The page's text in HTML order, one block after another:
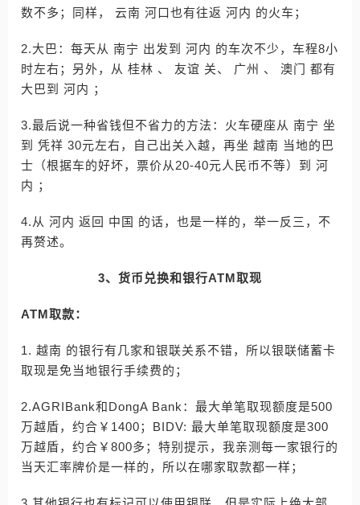
数不多；同样， 云南 河口也有往返 河内 的火车；
2.大巴：每天从 南宁 出发到 河内 的车次不少，车程8小
时左右；另外，从 桂林 、 友谊 关、 广州 、 澳门 都有
大巴到 河内 ；
3.最后说一种省钱但不省力的方法：火车硬座从 南宁 坐
到 凭祥 30元左右，自己出关入越，再坐 越南 当地的巴
士（根据车的好坏，票价从20-40元人民币不等）到 河
内 ；
4.从 河内 返回 中国 的话，也是一样的，举一反三，不
再赘述。
3、货币兑换和银行ATM取现
ATM取款：
1. 越南 的银行有几家和银联关系不错，所以银联储蓄卡
取现是免当地银行手续费的；
2.AGRIBank和DongA Bank：最大单笔取现额度是500
万越盾，约合￥1400；BIDV: 最大单笔取现额度是300
万越盾，约合￥800多；特别提示，我亲测每一家银行的
当天汇率牌价是一样的，所以在哪家取款都一样；